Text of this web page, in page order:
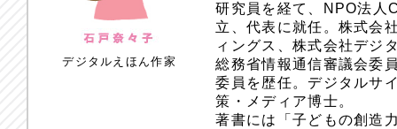
デジタルえほん作家
研究員を経て、NPO法人
立、代表に就任。株式会
ィングス、株式会社デジ
総務省情報通信審議会委
委員を歴任。デジタルサ
策・メディア博士。
著書には「子どもの創造